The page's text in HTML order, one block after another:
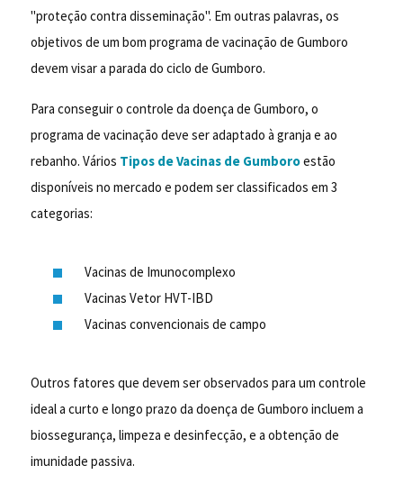
"proteção contra disseminação". Em outras palavras, os
objetivos de um bom programa de vacinação de Gumboro
devem visar a parada do ciclo de Gumboro.
Para conseguir o controle da doença de Gumboro, o
programa de vacinação deve ser adaptado à granja e ao
rebanho. Vários Tipos de Vacinas de Gumboroestão
disponíveis no mercado e podem ser classificados em 3
categorias:
Vacinas de Imunocomplexo
Vacinas Vetor HVT-IBD
Vacinas convencionais de campo
Outros fatores que devem ser observados para um controle
ideal a curto e longo prazo da doença de Gumboro incluem a
biossegurança, limpeza e desinfecção, e a obtenção de
imunidade passiva.